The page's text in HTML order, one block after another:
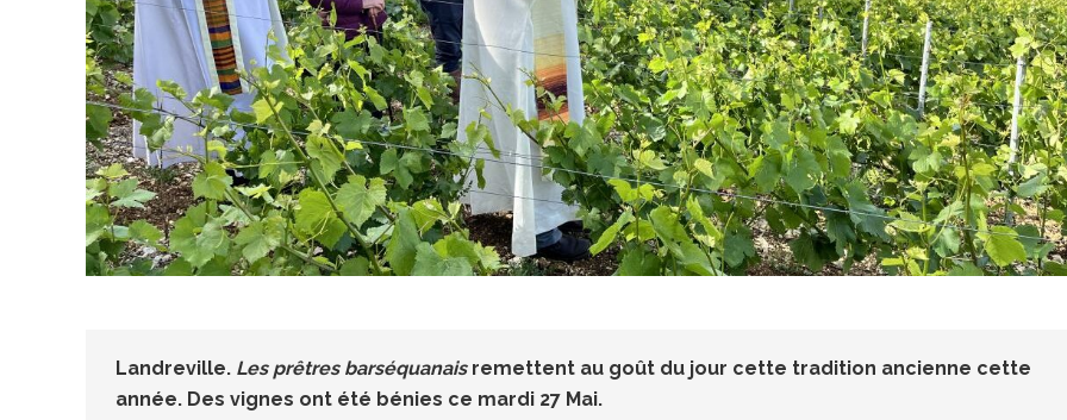
Landreville. Les prêtres barséquanaisremettent au goût du jour cette tradition ancienne cette
année. Des vignes ont été bénies ce mardi 27 Mai.